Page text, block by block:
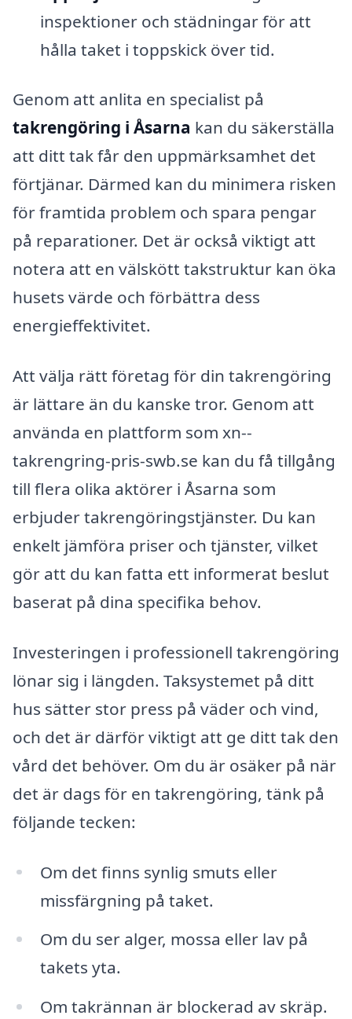
inspektioner och städningar för att
hålla taket i toppskick över tid.
Genom att anlita en specialist på
takrengöring i Åsarna kan du säkerställa
att ditt tak får den uppmärksamhet det
förtjänar. Därmed kan du minimera risken
för framtida problem och spara pengar
på reparationer. Det är också viktigt att
notera att en välskött takstruktur kan öka
husets värde och förbättra dess
energieffektivitet.
Att välja rätt företag för din takrengöring
är lättare än du kanske tror. Genom att
använda en plattform som xn--
takrengring-pris-swb.se kan du få tillgång
till flera olika aktörer i Åsarna som
erbjuder takrengöringstjänster. Du kan
enkelt jämföra priser och tjänster, vilket
gör att du kan fatta ett informerat beslut
baserat på dina specifika behov.
Investeringen i professionell takrengöring
lönar sig i längden. Taksystemet på ditt
hus sätter stor press på väder och vind,
och det är därför viktigt att ge ditt tak den
vård det behöver. Om du är osäker på när
det är dags för en takrengöring, tänk på
följande tecken:
Om det finns synlig smuts eller
missfärgning på taket.
Om du ser alger, mossa eller lav på
takets yta.
Om takrännan är blockerad av skräp.